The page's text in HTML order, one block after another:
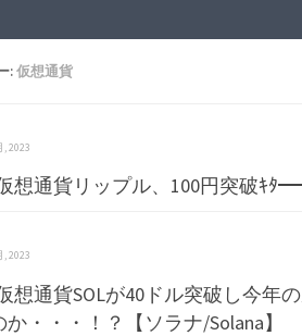
:仮想通貨
, 2023
仮想通貨リップル、100円突破
, 2023
想通貨SOLが40ドル突破し今年
か・・・！？【ソラナ/Solana】